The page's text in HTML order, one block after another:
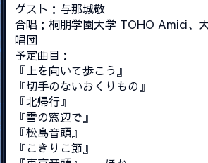
ゲスト：与那城敬
合唱：桐朋学園大学 TOHO Amici、
唱団
予定曲目：
『上を向いて歩こう』
『切手のないおくりもの』
『北帰行』
『雪の窓辺で』
『松島音頭』
『こきりこ節』